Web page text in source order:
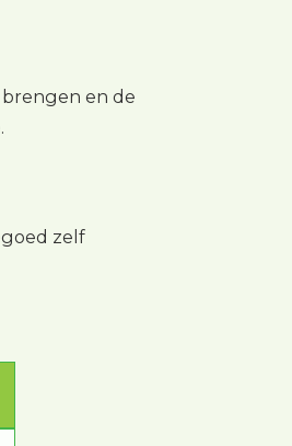
en de
zelf